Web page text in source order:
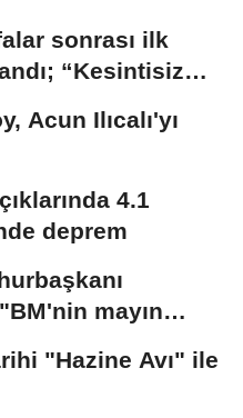
sonrası ilk
“Kesintisiz
Acun Ilıcalı'yı
4.1
deprem
mayın
"Hazine Avı" ile